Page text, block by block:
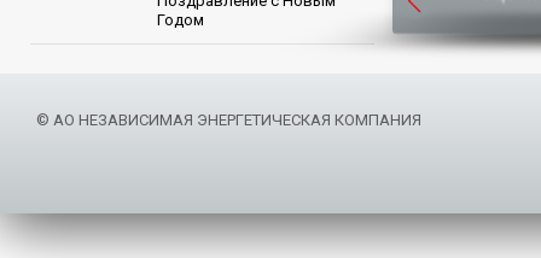
Годом
© АО НЕЗАВИСИМАЯ ЭНЕРГЕТИЧЕСКАЯ КОМПАНИЯ